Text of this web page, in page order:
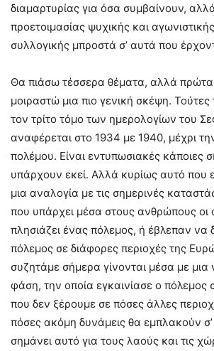
διαμαρτυρίας για όσα συμβαίνουν,
προετοιμασίας ψυχικής και
συλλογικής μπροστά σ’ αυτά που
Θα πιάσω τέσσερα θέματα, αλλά
μοιραστώ μια πιο γενική σκέψη. Τούτες
τον τρίτο τόμο των ημερολογίων του
αναφέρεται στο 1934 με 1940, μέχρι
πολέμου. Είναι εντυπωσιακές κάποιες
υπάρχουν εκεί. Αλλά κυρίως αυτό που
μια αναλογία με τις σημερινές
που υπάρχει μέσα στους ανθρώπους οι
πλησιάζει ένας πόλεμος, ή έβλεπαν να
πόλεμος σε διάφορες περιοχές της
συζητάμε σήμερα γίνονται μέσα με μια
φάση, την οποία εγκαινίασε ο πόλεμος
που δεν ξέρουμε σε πόσες άλλες
πόσες ακόμη δυνάμεις θα εμπλακούν σ’
σημάνει αυτό για τους λαούς και τις